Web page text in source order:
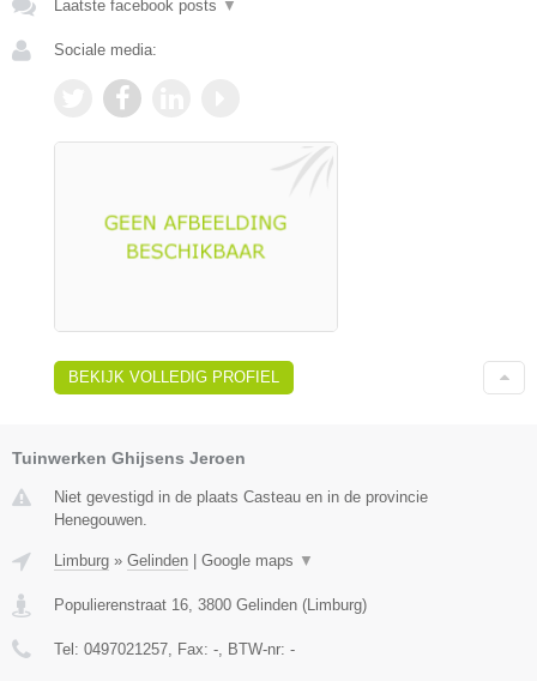
Laatste facebook posts ▼
Sociale media:
BEKIJK VOLLEDIG PROFIEL
Tuinwerken Ghijsens Jeroen
Niet gevestigd in de plaats Casteau en in de provincie
Henegouwen.
Limburg » Gelinden Google maps ▼
Populierenstraat 16 3800 Gelinden ( Limburg)
Tel: 0497021257 , Fax: - , BTW-nr: -